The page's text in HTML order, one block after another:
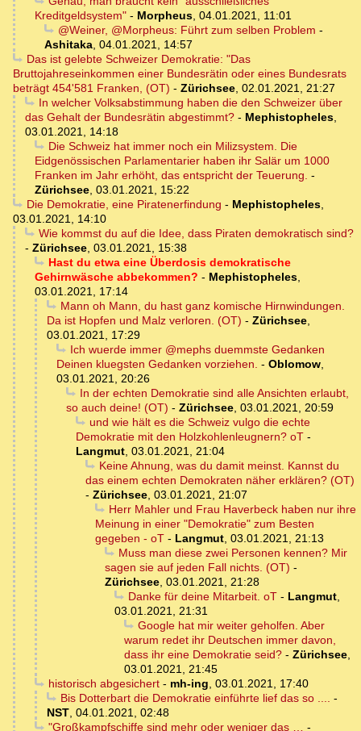
Kreditgeldsystem" - Morpheus, 04.01.2021, 11:01
@Weiner, @Morpheus: Führt zum selben Problem -
Ashitaka, 04.01.2021, 14:57
Das ist gelebte Schweizer Demokratie: "Das
Bruttojahreseinkommen einer Bundesrätin oder eines Bundesrats
beträgt 454'581 Franken, (OT) - Zürichsee, 02.01.2021, 21:27
In welcher Volksabstimmung haben die den Schweizer über
das Gehalt der Bundesrätin abgestimmt? - Mephistopheles,
03.01.2021, 14:18
Die Schweiz hat immer noch ein Milizsystem. Die
Eidgenössischen Parlamentarier haben ihr Salär um 1000
Franken im Jahr erhöht, das entspricht der Teuerung. -
Zürichsee, 03.01.2021, 15:22
Die Demokratie, eine Piratenerfindung - Mephistopheles,
03.01.2021, 14:10
Wie kommst du auf die Idee, dass Piraten demokratisch sind?
- Zürichsee, 03.01.2021, 15:38
Hast du etwa eine Überdosis demokratische
Gehirnwäsche abbekommen? - Mephistopheles,
03.01.2021, 17:14
Mann oh Mann, du hast ganz komische Hirnwindungen.
Da ist Hopfen und Malz verloren. (OT) - Zürichsee,
03.01.2021, 17:29
Ich wuerde immer @mephs duemmste Gedanken
Deinen kluegsten Gedanken vorziehen. - Oblomow,
03.01.2021, 20:26
In der echten Demokratie sind alle Ansichten erlaubt,
so auch deine! (OT) - Zürichsee, 03.01.2021, 20:59
und wie hält es die Schweiz vulgo die echte
Demokratie mit den Holzkohlenleugnern? oT -
Langmut, 03.01.2021, 21:04
Keine Ahnung, was du damit meinst. Kannst du
das einem echten Demokraten näher erklären? (OT)
- Zürichsee, 03.01.2021, 21:07
Herr Mahler und Frau Haverbeck haben nur ihre
Meinung in einer "Demokratie" zum Besten
gegeben - oT - Langmut, 03.01.2021, 21:13
Muss man diese zwei Personen kennen? Mir
sagen sie auf jeden Fall nichts. (OT) -
Zürichsee, 03.01.2021, 21:28
Danke für deine Mitarbeit. oT- Langmut,
03.01.2021, 21:31
Google hat mir weiter geholfen. Aber
warum redet ihr Deutschen immer davon,
dass ihr eine Demokratie seid? - Zürichsee,
03.01.2021, 21:45
historisch abgesichert- mh-ing, 03.01.2021, 17:40
Bis Dotterbart die Demokratie einführte lief das so .... -
NST, 04.01.2021, 02:48
"Großkampfschiffe sind mehr oder weniger das … -